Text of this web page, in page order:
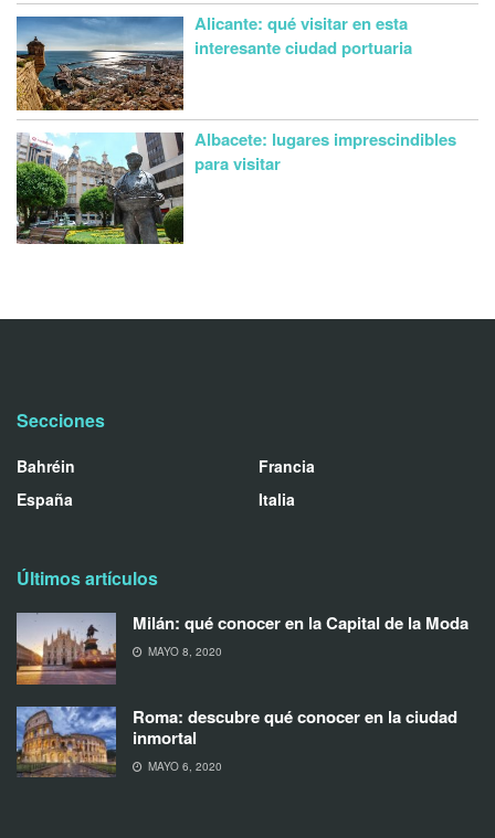
Alicante: qué visitar en esta
interesante ciudad portuaria
Albacete: lugares imprescindibles
para visitar
Secciones
Bahréin
España
Francia
Italia
Últimos artículos
Milán: qué conocer en la Capital de la Moda
MAYO 8, 2020
Roma: descubre qué conocer en la ciudad
inmortal
MAYO 6, 2020